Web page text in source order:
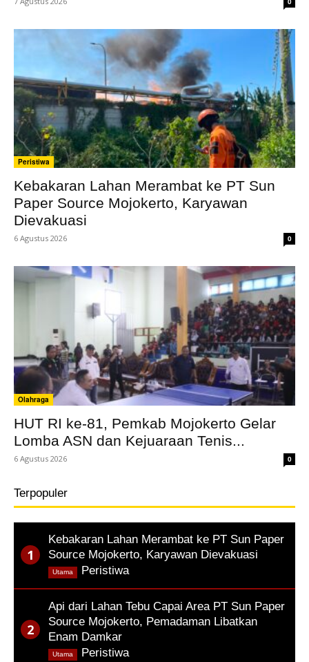
Peristiwa
Kebakaran Lahan Merambat ke PT Sun
Paper Source Mojokerto, Karyawan
Dievakuasi
6 Agustus 2026 0
Olahraga
HUT RI ke-81, Pemkab Mojokerto Gelar
Lomba ASN dan Kejuaraan Tenis...
6 Agustus 2026 0
Terpopuler
Kebakaran Lahan Merambat ke PT Sun Paper
Source Mojokerto, Karyawan Dievakuasi
Peristiwa
Utama
Api dari Lahan Tebu Capai Area PT Sun Paper
Source Mojokerto, Pemadaman Libatkan
Enam Damkar
Peristiwa
Utama